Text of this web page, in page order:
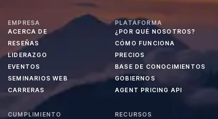
EMPRESA
ACERCA DE
RESEÑAS
LIDERAZGO
EVENTOS
SEMINARIOS WEB
CARRERAS
PLATAFORMA
¿POR QUÉ NOSOTROS?
CÓMO FUNCIONA
PRECIOS
BASE DE CONOCIMIENTOS
GOBIERNOS
AGENT PRICING API
CUMPLIMIENTO
RECURSOS